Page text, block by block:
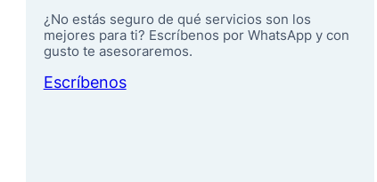
¿No estás seguro de qué servicios son los
mejores para ti? Escríbenos por WhatsApp y con
gusto te asesoraremos.
Escríbenos